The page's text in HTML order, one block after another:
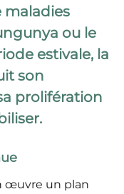
maladies
ou le
estivale, la
son
prolifération
œuvre un plan